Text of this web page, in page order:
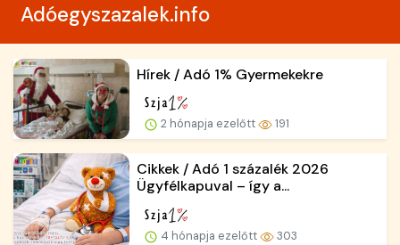
Adóegyszazalek.info
Hírek / Adó 1% Gyermekekre
2 hónapja ezelőtt 191
Cikkek / Adó 1 százalék 2026
Ügyfélkapuval – így a...
4 hónapja ezelőtt 303